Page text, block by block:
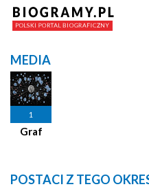
MEDIA
1
Graf
POSTACI Z TEGO